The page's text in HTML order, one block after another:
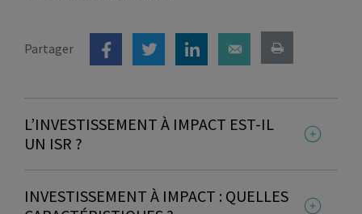
Partager
L’INVESTISSEMENT À IMPACT EST-IL
UN ISR ?
impact est défini par le Global Impact Investing
network (GIIN) comme
un investissement
INVESTISSEMENT À IMPACT : QUELLES